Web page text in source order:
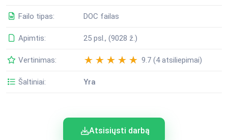
Failo tipas: DOC failas
Apimtis: 25 psl., (9028 ž.)
Vertinimas: 9.7 (4 atsiliepimai)
Šaltiniai: Yra
Atsisiųsti darbą